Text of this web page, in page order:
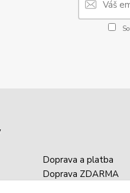
Doprava a platba
Doprava ZDARMA